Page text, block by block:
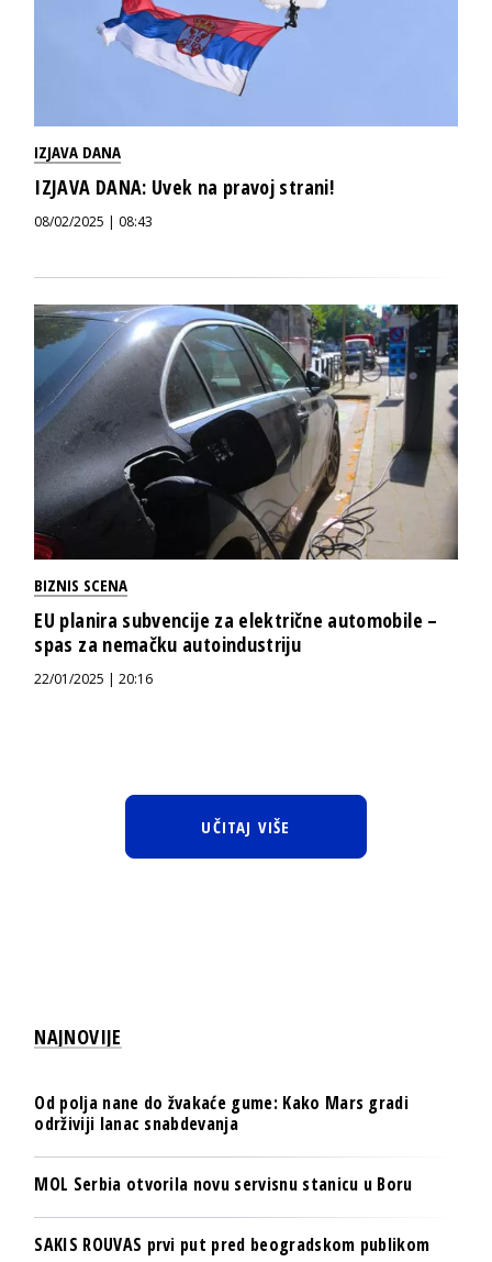
IZJAVA DANA
IZJAVA DANA: Uvek na pravoj strani!
08/02/2025 | 08:43
BIZNIS SCENA
EU planira subvencije za električne automobile –
spas za nemačku autoindustriju
22/01/2025 | 20:16
UČITAJ VIŠE
NAJNOVIJE
Od polja nane do žvakaće gume: Kako Mars gradi
održiviji lanac snabdevanja
MOL Serbia otvorila novu servisnu stanicu u Boru
SAKIS ROUVAS prvi put pred beogradskom publikom